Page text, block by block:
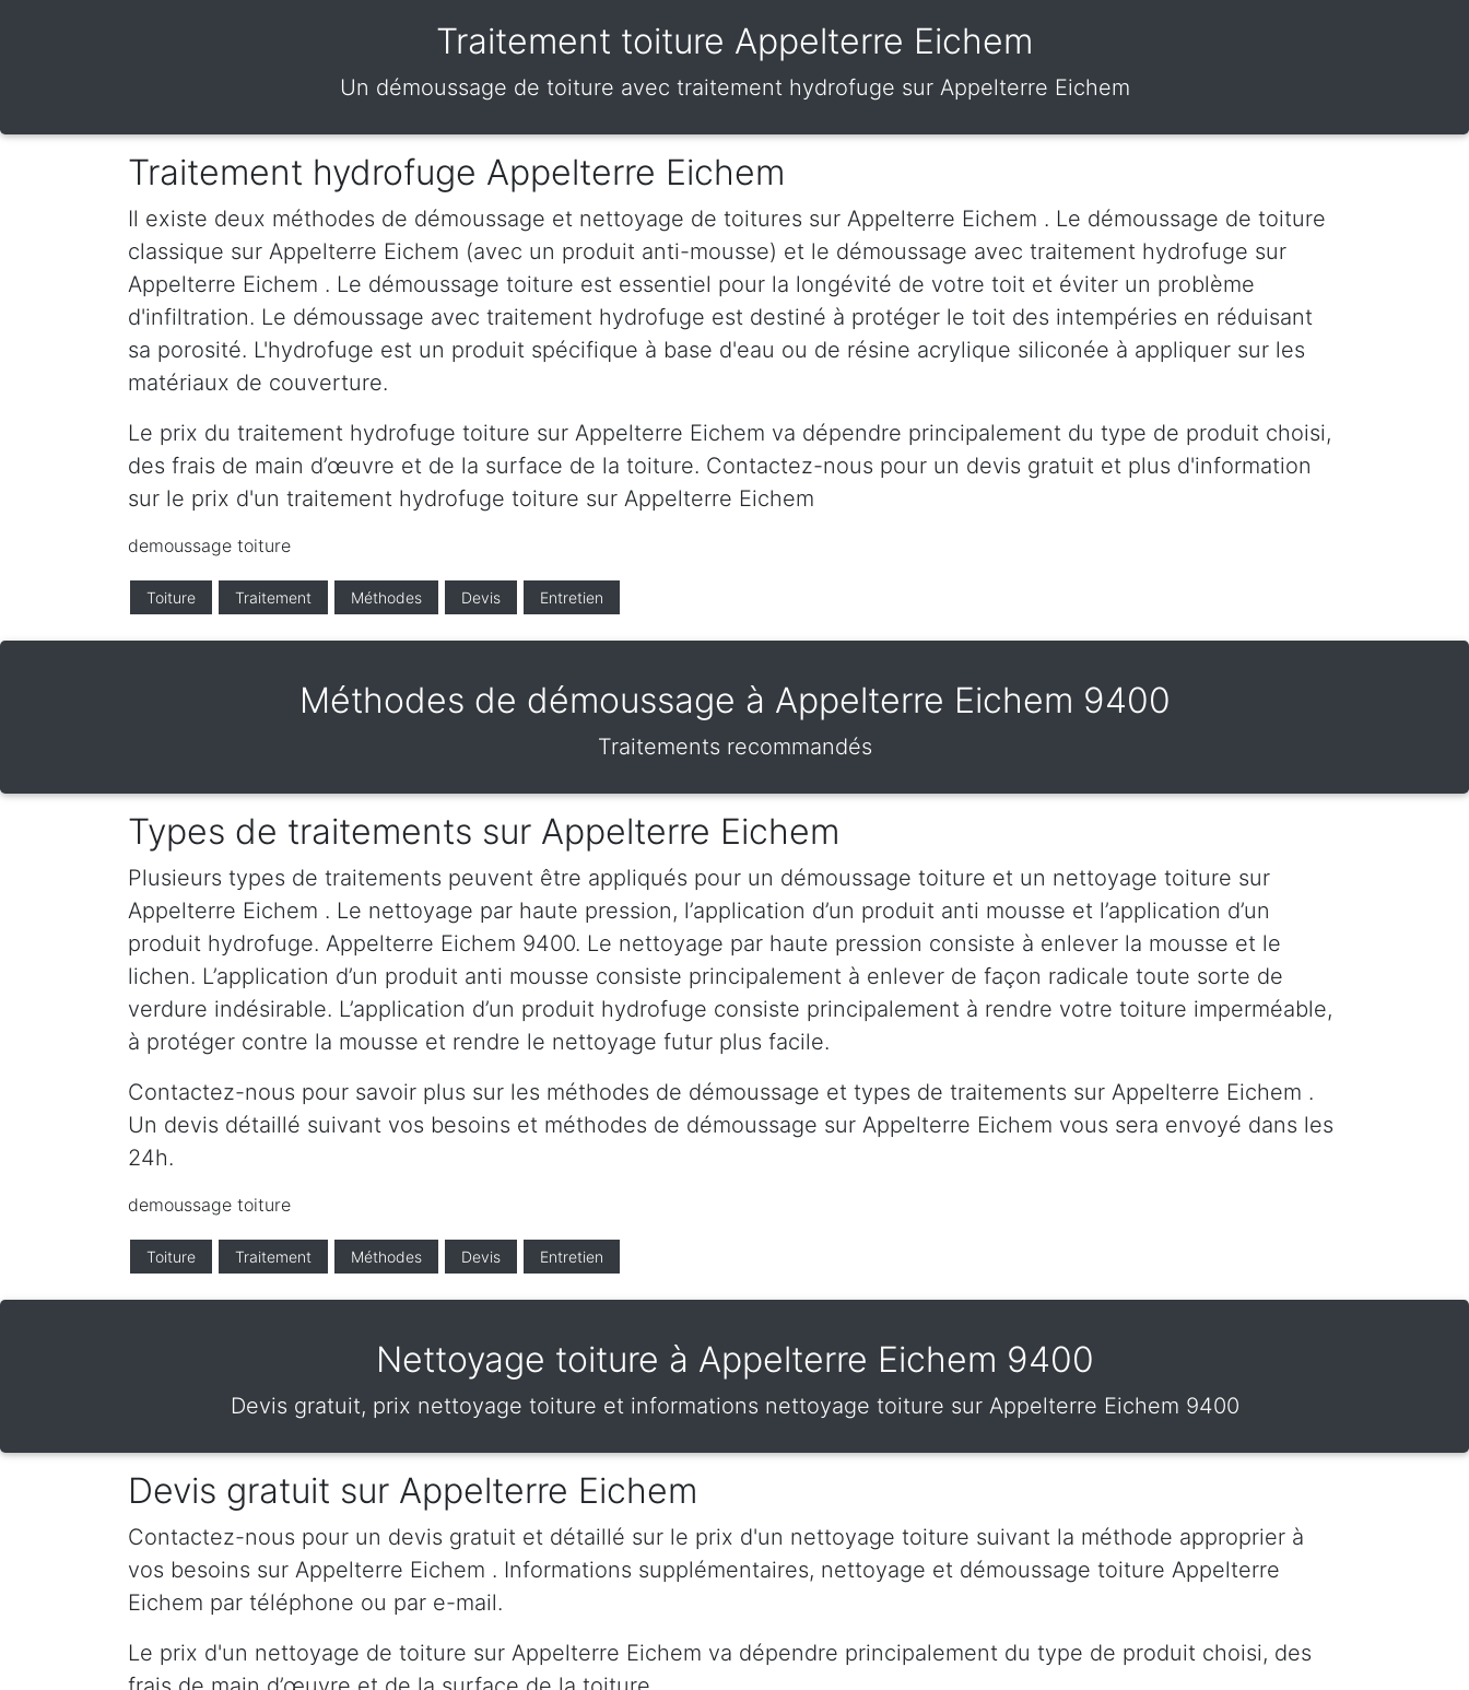
Traitement toiture Appelterre Eichem
Un démoussage de toiture avec traitement hydrofuge sur Appelterre Eichem
Traitement hydrofuge Appelterre Eichem
Il existe deux méthodes de démoussage et nettoyage de toitures sur Appelterre Eichem . Le démoussage de toiture
classique sur Appelterre Eichem (avec un produit anti-mousse) et le démoussage avec traitement hydrofuge sur
Appelterre Eichem . Le démoussage toiture est essentiel pour la longévité de votre toit et éviter un problème
d'infiltration. Le démoussage avec traitement hydrofuge est destiné à protéger le toit des intempéries en réduisant
sa porosité. L'hydrofuge est un produit spécifique à base d'eau ou de résine acrylique siliconée à appliquer sur les
matériaux de couverture.
Le prix du traitement hydrofuge toiture sur Appelterre Eichem va dépendre principalement du type de produit choisi,
des frais de main d’œuvre et de la surface de la toiture. Contactez-nous pour un devis gratuit et plus d'information
sur le prix d'un traitement hydrofuge toiture sur Appelterre Eichem
demoussage toiture
Toiture Traitement Méthodes Devis Entretien
Méthodes de démoussage à Appelterre Eichem 9400
Traitements recommandés
Types de traitements sur Appelterre Eichem
Plusieurs types de traitements peuvent être appliqués pour un démoussage toiture et un nettoyage toiture sur
Appelterre Eichem . Le nettoyage par haute pression, l’application d’un produit anti mousse et l’application d’un
produit hydrofuge. Appelterre Eichem 9400. Le nettoyage par haute pression consiste à enlever la mousse et le
lichen. L’application d’un produit anti mousse consiste principalement à enlever de façon radicale toute sorte de
verdure indésirable. L’application d’un produit hydrofuge consiste principalement à rendre votre toiture imperméable,
à protéger contre la mousse et rendre le nettoyage futur plus facile.
Contactez-nous pour savoir plus sur les méthodes de démoussage et types de traitements sur Appelterre Eichem .
Un devis détaillé suivant vos besoins et méthodes de démoussage sur Appelterre Eichem vous sera envoyé dans les
24h.
demoussage toiture
Toiture Traitement Méthodes Devis Entretien
Nettoyage toiture à Appelterre Eichem 9400
Devis gratuit, prix nettoyage toiture et informations nettoyage toiture sur Appelterre Eichem 9400
Devis gratuit sur Appelterre Eichem
Contactez-nous pour un devis gratuit et détaillé sur le prix d'un nettoyage toiture suivant la méthode approprier à
vos besoins sur Appelterre Eichem . Informations supplémentaires, nettoyage et démoussage toiture Appelterre
Eichem par téléphone ou par e-mail.
Le prix d'un nettoyage de toiture sur Appelterre Eichem va dépendre principalement du type de produit choisi, des